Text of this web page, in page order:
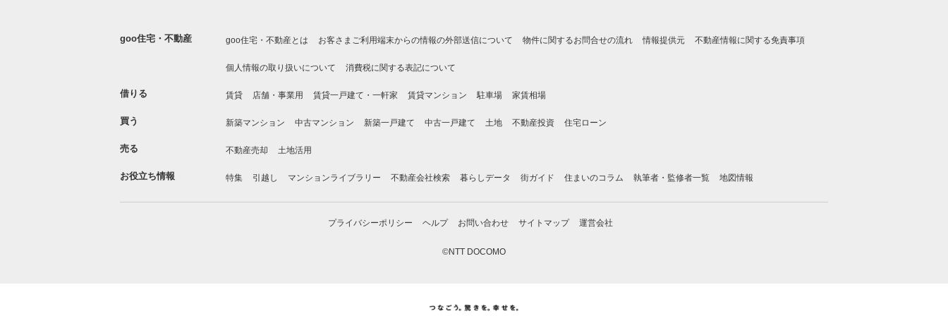
goo住宅・不動産 goo住宅・不動産とは お客さまご利用端末からの情報の外部送信について 物件に関するお問合せの流れ 情報提供元 不動産情報に関する免責事項
個人情報の取り扱いについて 消費税に関する表記について
借りる 賃貸 店舗・事業用 賃貸一戸建て・一軒家 賃貸マンション 駐車場 家賃相場
買う 新築マンション 中古マンション 新築一戸建て 中古一戸建て 土地 不動産投資 住宅ローン
売る 不動産売却 土地活用
お役立ち情報 特集 引越し マンションライブラリー 不動産会社検索 暮らしデータ 街ガイド 住まいのコラム 執筆者・監修者一覧 地図情報
プライバシーポリシー ヘルプ お問い合わせ サイトマップ 運営会社
©NTT DOCOMO